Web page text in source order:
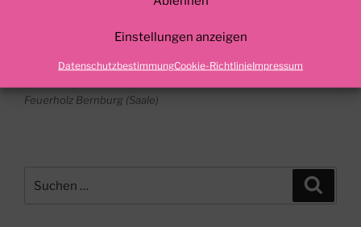
Einstellungen anzeigen
DatenschutzbestimmungCookie-RichtlinieImpressum
Feuerholz Bernburg (Saale)
nach: